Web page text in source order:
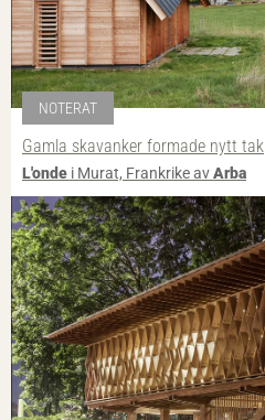
NOTERAT
Gamla skavanker formade nytt tak
L'onde i Murat, Frankrike avArba